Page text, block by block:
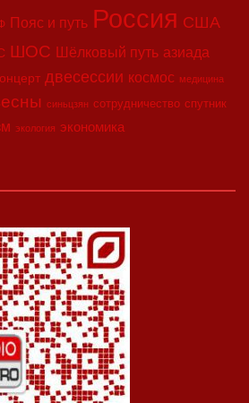
Пояс и путь Россия США
ШОС Шёлковый путь азиада
двесессии космос медицина
синьцзян сотрудничество спутник
экология экономика